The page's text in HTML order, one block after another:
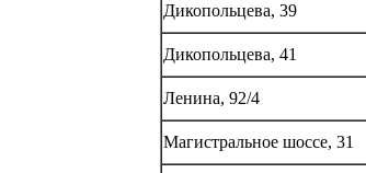
Дикопольцева, 39
Дикопольцева, 41
Ленина, 92/4
Магистральное шоссе, 31